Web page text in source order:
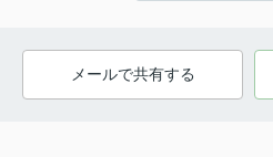
メールで共有する